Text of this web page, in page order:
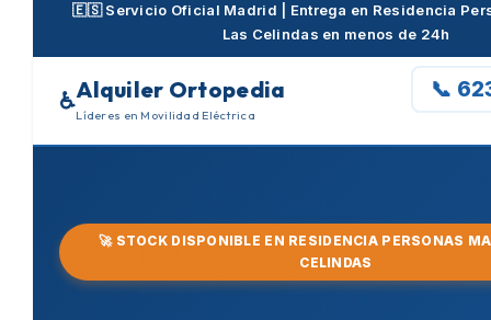
🇪🇸 Servicio Oficial Madrid | Entrega en Residencia
Las Celindas en menos de 24h
♿Alquiler Ortopedia
Líderes en Movilidad Eléctrica
📞
🚀 STOCK DISPONIBLE EN RESIDENCIA PERSONAS
CELINDAS